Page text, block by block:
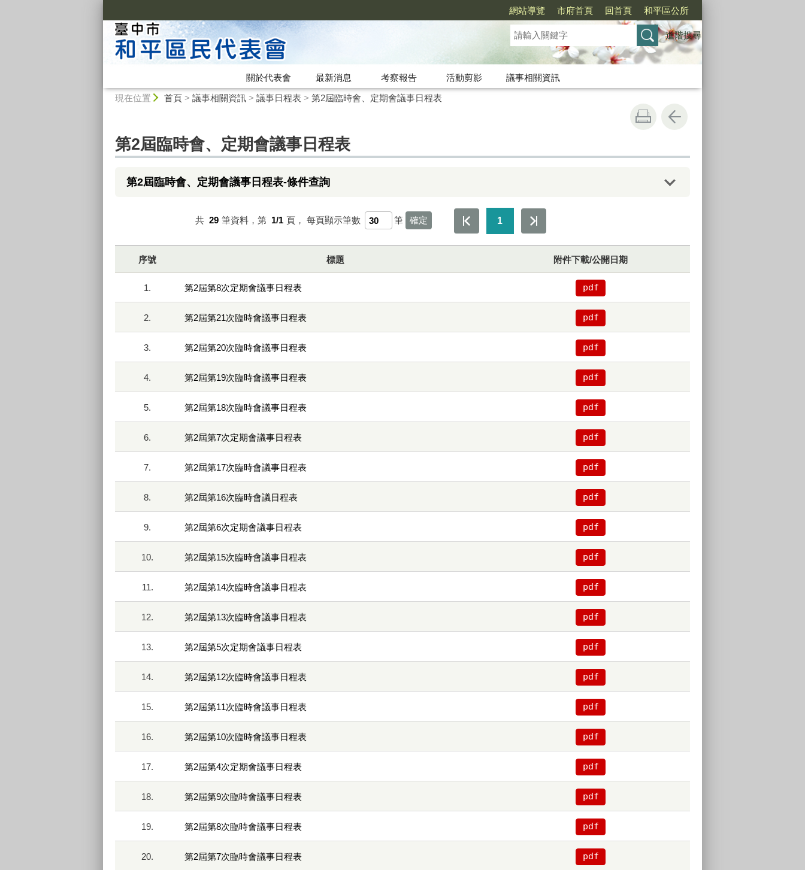
網站導覽 市府首頁 回首頁 和平區公所
進階搜尋
關於代表會 最新消息 考察報告 活動剪影
議事相關資訊
現在位置 首頁> 議事相關資訊> 議事日程表> 第2屆臨時會、定期會議事日程表
第2屆臨時會、定期會議事日程表
第2屆臨時會、定期會議事日程表-條件查詢
共 29 筆資料，第 1/1 頁， 每頁顯示筆數 筆 1
序號 標題 附件下載/公開日期
1. 第2屆第8次定期會議事日程表 pdf
2. 第2屆第21次臨時會議事日程表 pdf
3. 第2屆第20次臨時會議事日程表 pdf
4. 第2屆第19次臨時會議事日程表 pdf
5. 第2屆第18次臨時會議事日程表 pdf
6. 第2屆第7次定期會議事日程表 pdf
7. 第2屆第17次臨時會議事日程表 pdf
8. 第2屆第16次臨時會議日程表 pdf
9. 第2屆第6次定期會議事日程表 pdf
10. 第2屆第15次臨時會議事日程表 pdf
11. 第2屆第14次臨時會議事日程表 pdf
12. 第2屆第13次臨時會議事日程表 pdf
13. 第2屆第5次定期會議事日程表 pdf
14. 第2屆第12次臨時會議事日程表 pdf
15. 第2屆第11次臨時會議事日程表 pdf
16. 第2屆第10次臨時會議事日程表 pdf
17. 第2屆第4次定期會議事日程表 pdf
18. 第2屆第9次臨時會議事日程表 pdf
19. 第2屆第8次臨時會議事日程表 pdf
20. 第2屆第7次臨時會議事日程表 pdf